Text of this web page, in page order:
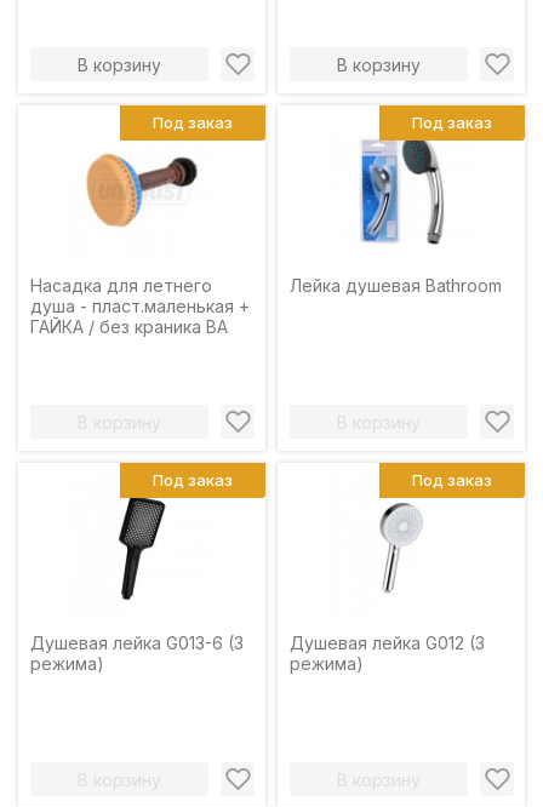
В корзину В корзину
Насадка для летнего
душа - пласт.маленькая +
ГАЙКА / без краника BA
В корзину
Под заказ
Лейка душевая Bathroom
В корзину
Под заказ
Душевая лейка G013-6 (3
режима)
В корзину
Под заказ
Душевая лейка G012 (3
режима)
В корзину
Под заказ